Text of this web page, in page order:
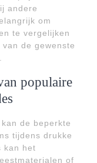
andere
om
te vergelijken
de gewenste
populaire
de beperkte
tijdens drukke
kan het
of